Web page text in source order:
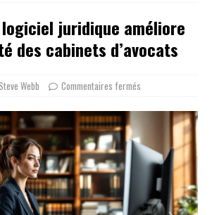
juridique améliore
des cabinets d’avocats
Webb Commentaires fermés